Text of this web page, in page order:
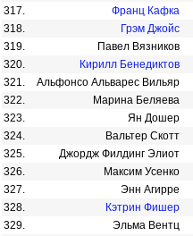
317.
Франц Кафка
318.
Грэм Джойс
319.
Павел Вязников
320.
Кирилл Бенедиктов
321.
Альфонсо Альварес Вильяр
322.
Марина Беляева
323.
Ян Дошер
324.
Вальтер Скотт
325.
Джордж Филдинг Элиот
326.
Максим Усенко
327.
Энн Агирре
328.
Кэтрин Фишер
329.
Эльма Вентц